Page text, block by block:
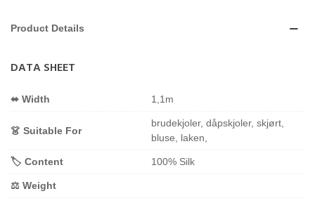
Product Details
DATA SHEET
⬌ Width 1,1m
👗 Suitable For
brudekjoler, dåpskjoler, skjørt,
bluse, laken,
🏷️ Content 100% Silk
⚖️ Weight